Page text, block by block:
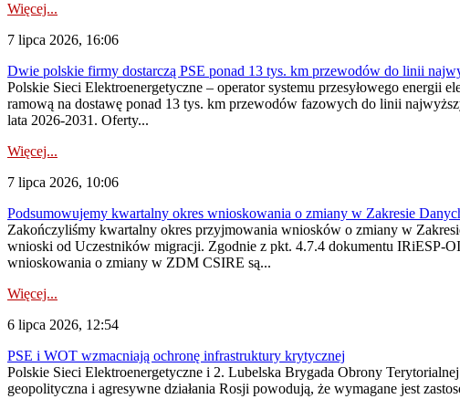
Więcej...
7 lipca 2026, 16:06
Dwie polskie firmy dostarczą PSE ponad 13 tys. km przewodów do linii
Polskie Sieci Elektroenergetyczne – operator systemu przesyłowego
ramową na dostawę ponad 13 tys. km przewodów fazowych do linii
lata 2026-2031. Oferty...
Więcej...
7 lipca 2026, 10:06
Podsumowujemy kwartalny okres wnioskowania o zmiany w Zakresie
Zakończyliśmy kwartalny okres przyjmowania wniosków o zmiany w
wnioski od Uczestników migracji. Zgodnie z pkt. 4.7.4 dokumentu IRiESP-
wnioskowania o zmiany w ZDM CSIRE są...
Więcej...
6 lipca 2026, 12:54
PSE i WOT wzmacniają ochronę infrastruktury krytycznej
Polskie Sieci Elektroenergetyczne i 2. Lubelska Brygada Obrony
geopolityczna i agresywne działania Rosji powodują, że wymagane jest